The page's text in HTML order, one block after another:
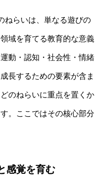
ねらいは、単なる遊びの
域を育てる教育的な意義
動・認知・社会性・情緒
長するための要素が含ま
のねらいに重点を置くか
。ここではその核心部分
感覚を育む